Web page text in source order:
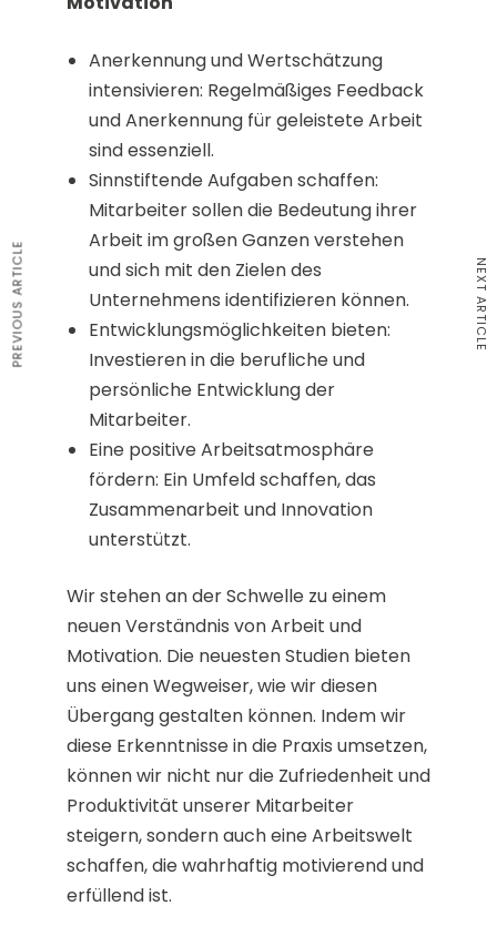
Anerkennung und Wertschätzung
intensivieren: Regelmäßiges Feedback
und Anerkennung für geleistete Arbeit
sind essenziell.
Sinnstiftende Aufgaben schaffen:
Mitarbeiter sollen die Bedeutung ihrer
Arbeit im großen Ganzen verstehen
und sich mit den Zielen des
Unternehmens identifizieren können.
Entwicklungsmöglichkeiten bieten:
Investieren in die berufliche und
persönliche Entwicklung der
Mitarbeiter.
Eine positive Arbeitsatmosphäre
fördern: Ein Umfeld schaffen, das
Zusammenarbeit und Innovation
unterstützt.
Wir stehen an der Schwelle zu einem
neuen Verständnis von Arbeit und
Motivation. Die neuesten Studien bieten
uns einen Wegweiser, wie wir diesen
Übergang gestalten können. Indem wir
diese Erkenntnisse in die Praxis umsetzen,
können wir nicht nur die Zufriedenheit und
Produktivität unserer Mitarbeiter
steigern, sondern auch eine Arbeitswelt
schaffen, die wahrhaftig motivierend und
erfüllend ist.
PREVIOUS ARTICLE NEXT ARTICLE